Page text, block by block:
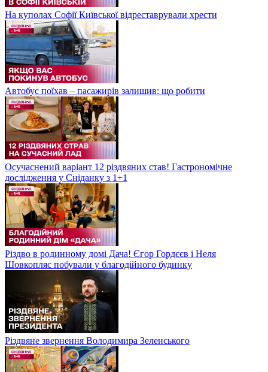
На куполах Софії Київської відреставрували хрести
Автобус поїхав – пасажирів залишив: що робити
Осучаснений варіант 12 різдвяних став! Гастрономічне
дослідження у Сніданку з 1+1
Різдво в родинному домі Дача! Єгор Гордєєв і Неля
Шовкопляс побували у благодійного будинку
Різдвяне звернення Володимира Зеленського